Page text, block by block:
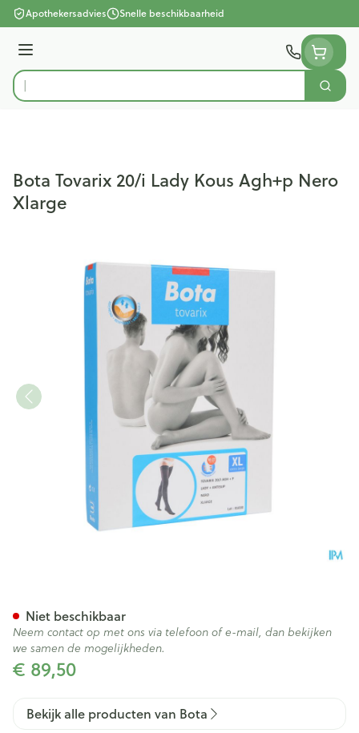
Ga naar de inhoud
Apothekersadvies Snelle beschikbaarheid
Menu
Product, merk, categorie...
Zoek
Bota Tovarix 20/i Lady Kous Agh+p Nero
Xlarge
€ 89,50
Niet beschikbaar
Neem contact op met ons via telefoon of e-mail, dan bekijken
we samen de mogelijkheden.
Bekijk alle producten van Bota